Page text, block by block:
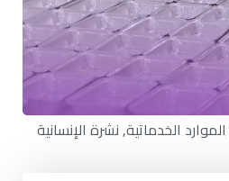
الموارد الخدماتية,نشرة الإنسانية